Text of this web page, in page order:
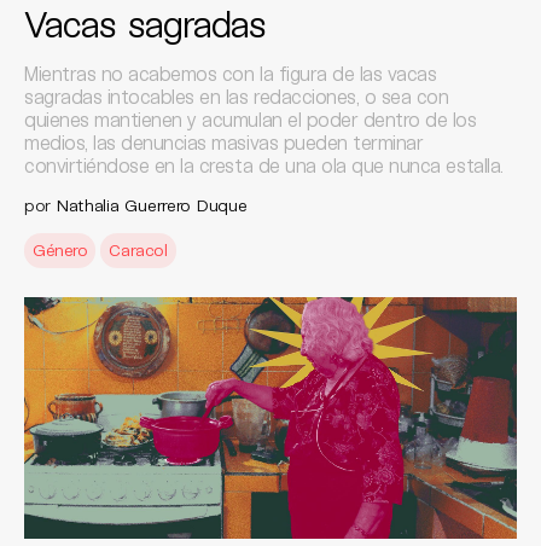
Vacas sagradas
Mientras no acabemos con la figura de las vacas
sagradas intocables en las redacciones, o sea con
quienes mantienen y acumulan el poder dentro de los
medios, las denuncias masivas pueden terminar
convirtiéndose en la cresta de una ola que nunca estalla.
por Nathalia Guerrero Duque
Género Caracol